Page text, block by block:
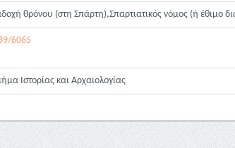
θρόνου (στη Σπάρτη),Σπαρτιατικός νόμος (ή έθιμο
6065
Ιστορίας και Αρχαιολογίας